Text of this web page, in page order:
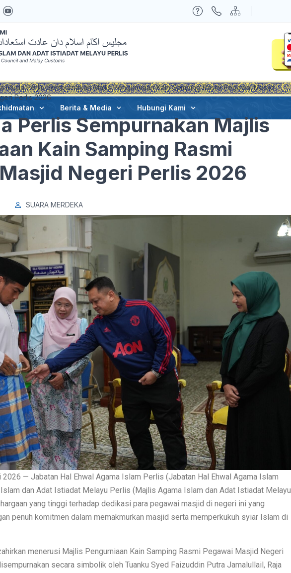
Berita & Media Hubungi Kami
Muda Perlis Sempurnakan Majlis Pengurniaan Kain Samping Rasmi Pegawai Masjid
Perlis 2026
Perlis Sempurnakan Majlis
Kain Samping Rasmi
Negeri Perlis 2026
SUARA MERDEKA
2026 — Jabatan Hal Ehwal Agama Islam Perlis (Jabatan Hal Ehwal Agama Islam
dan Adat Istiadat Melayu Perlis (Majlis Agama Islam dan Adat Istiadat Melayu
yang tinggi terhadap dedikasi para pegawai masjid di negeri ini yang
penuh komitmen dalam memakmurkan masjid serta memperkukuh syiar Islam di
menerusi Majlis Pengurniaan Kain Samping Rasmi Pegawai Masjid Negeri
secara simbolik oleh Tuanku Syed Faizuddin Putra Jamalullail, Raja